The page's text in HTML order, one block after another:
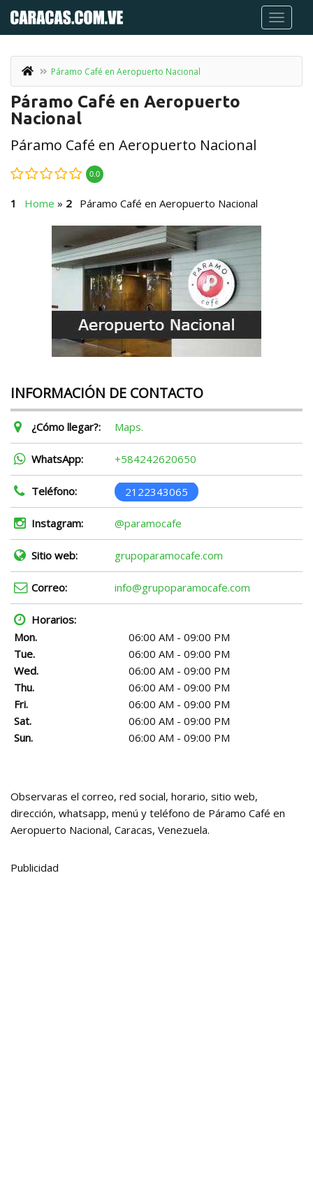
Páramo Café en Aeropuerto Nacional
Páramo Café en Aeropuerto
Nacional
Páramo Café en Aeropuerto Nacional
0.0
Home » Páramo Café en Aeropuerto Nacional
INFORMACIÓN DE CONTACTO
¿Cómo llegar?: Maps.
WhatsApp: +584242620650
Teléfono: 2122343065
Instagram: @paramocafe
Sitio web: grupoparamocafe.com
Correo: info@grupoparamocafe.com
Horarios:
Mon.
06:00 AM - 09:00 PM
Tue.
06:00 AM - 09:00 PM
Wed.
06:00 AM - 09:00 PM
Thu.
06:00 AM - 09:00 PM
Fri.
06:00 AM - 09:00 PM
Sat.
06:00 AM - 09:00 PM
Sun.
06:00 AM - 09:00 PM
Observaras el correo, red social, horario, sitio web,
dirección, whatsapp, menú y teléfono de Páramo Café en
Aeropuerto Nacional, Caracas, Venezuela.
Publicidad